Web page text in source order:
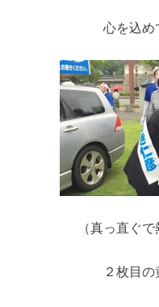
心を込め
（真っ直ぐ
２枚目